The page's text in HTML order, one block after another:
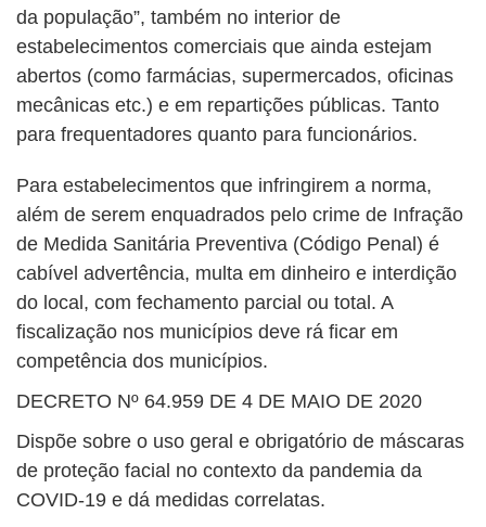
da população”, também no interior de
estabelecimentos comerciais que ainda estejam
abertos (como farmácias, supermercados, oficinas
mecânicas etc.) e em repartições públicas. Tanto
para frequentadores quanto para funcionários.
Para estabelecimentos que infringirem a norma,
além de serem enquadrados pelo crime de Infração
de Medida Sanitária Preventiva (Código Penal) é
cabível advertência, multa em dinheiro e interdição
do local, com fechamento parcial ou total. A
fiscalização nos municípios deve rá ficar em
competência dos municípios.
DECRETO Nº 64.959 DE 4 DE MAIO DE 2020
Dispõe sobre o uso geral e obrigatório de máscaras
de proteção facial no contexto da pandemia da
COVID-19 e dá medidas correlatas.